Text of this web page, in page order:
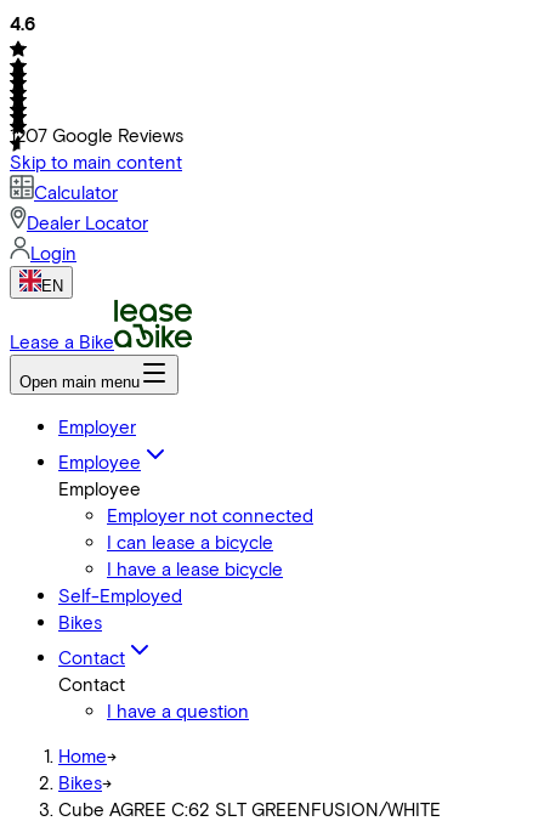
4.6
1207 Google Reviews
Skip to main content
Calculator
Dealer Locator
Login
EN
Lease a Bike
Open main menu
Employer
Employee
Employee
Employer not connected
I can lease a bicycle
I have a lease bicycle
Self-Employed
Bikes
Contact
Contact
I have a question
Home->
Bikes->
Cube AGREE C:62 SLT GREENFUSION/WHITE